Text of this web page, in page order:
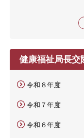
健康福祉局長交
令和８年度
令和７年度
令和６年度